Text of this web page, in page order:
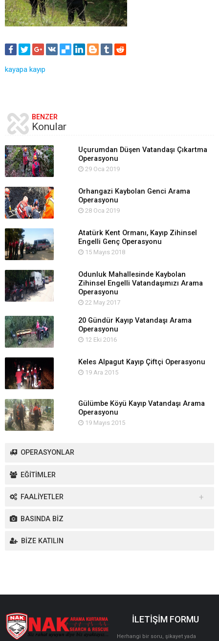
kayapa kayıp
BENZER
Konular
Uçurumdan Düşen Vatandaşı Çıkartma
Operasyonu
29 Oca 2019
Orhangazi Kaybolan Genci Arama
Operasyonu
28 Oca 2019
Atatürk Kent Ormanı, Kayıp Zihinsel
Engelli Genç Operasyonu
15 Mayıs 2018
Odunluk Mahallesinde Kaybolan
Zihinsel Engelli Vatandaşımızı Arama
Operasyonu
22 May 2017
20 Gündür Kayıp Vatandaşı Arama
Operasyonu
12 Eki 2016
Keles Alpagut Kayıp Çiftçi Operasyonu
19 Ara 2015
Gülümbe Köyü Kayıp Vatandaşı Arama
Operasyonu
19 Mayıs 2015
OPERASYONLAR
EĞİTİMLER
FAALİYETLER
Yurt İçi Faaliyetler
Yurt Dışı Faaliyetler
BASINDA BİZ
BİZE KATILIN
İLETİŞİM FORMU
Herhangi bir soru, şikayet yada